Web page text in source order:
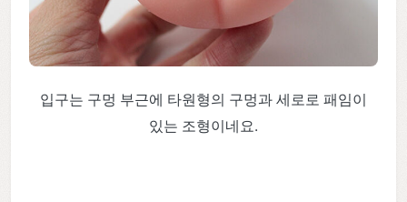
입구는 구멍 부근에 타원형의 구멍과 세로로 패임이
있는 조형이네요.